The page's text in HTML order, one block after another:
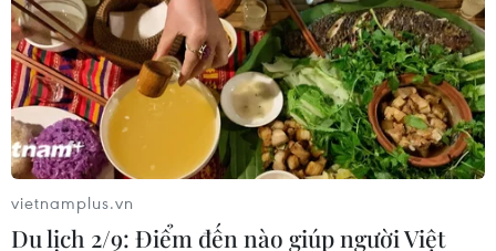
27/12/2021 06:43
Các phương tiện có sử dụng công trình kết cấu hạ tầng,
công trình dịch vụ, tiện ích công cộng trong khu cửa
khẩu, tỉnh giảm 10% phí đối với phương tiện vận tải chở
hàng hóa xuất khẩu, nhập khẩu.
vietnamplus.vn
Du lịch 2/9: Điểm đến nào giúp người Việt